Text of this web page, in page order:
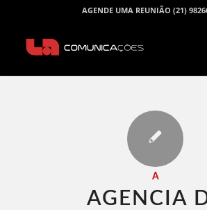
AGENDE UMA REUNIÃO (21)
A
AGENCIA